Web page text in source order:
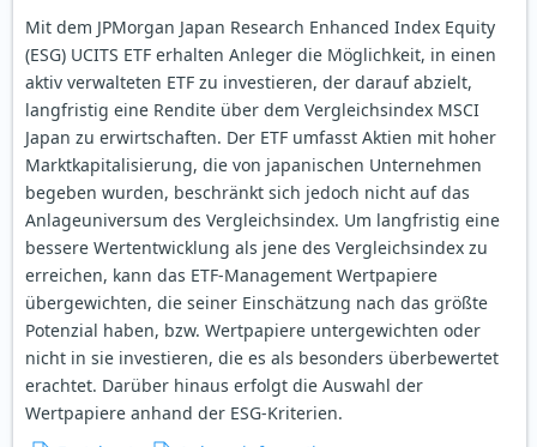
Mit dem JPMorgan Japan Research Enhanced Index Equity
(ESG) UCITS ETF erhalten Anleger die Möglichkeit, in einen
aktiv verwalteten ETF zu investieren, der darauf abzielt,
langfristig eine Rendite über dem Vergleichsindex MSCI
Japan zu erwirtschaften. Der ETF umfasst Aktien mit hoher
Marktkapitalisierung, die von japanischen Unternehmen
begeben wurden, beschränkt sich jedoch nicht auf das
Anlageuniversum des Vergleichsindex. Um langfristig eine
bessere Wertentwicklung als jene des Vergleichsindex zu
erreichen, kann das ETF-Management Wertpapiere
übergewichten, die seiner Einschätzung nach das größte
Potenzial haben, bzw. Wertpapiere untergewichten oder
nicht in sie investieren, die es als besonders überbewertet
erachtet. Darüber hinaus erfolgt die Auswahl der
Wertpapiere anhand der ESG-Kriterien.